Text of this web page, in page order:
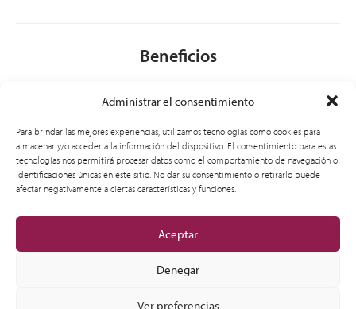
Administrar el consentimiento
Para brindar las mejores experiencias, utilizamos tecnologías como cookies para
almacenar y/o acceder a la información del dispositivo. El consentimiento para estas
tecnologías nos permitirá procesar datos como el comportamiento de navegación o
identificaciones únicas en este sitio. No dar su consentimiento o retirarlo puede
afectar negativamente a ciertas características y funciones.
Aceptar
Denegar
Ver preferencias
Beneficios
General